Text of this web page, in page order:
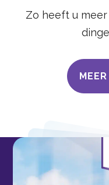
Zo heeft u